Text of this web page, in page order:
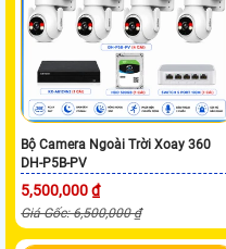
Bộ Camera Ngoài Trời Xoay 360
DH-P5B-PV
5,500,000 ₫
Giá Gốc: 6,500,000 ₫